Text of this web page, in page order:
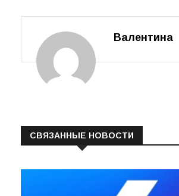
Валентина
СВЯЗАННЫЕ НОВОСТИ